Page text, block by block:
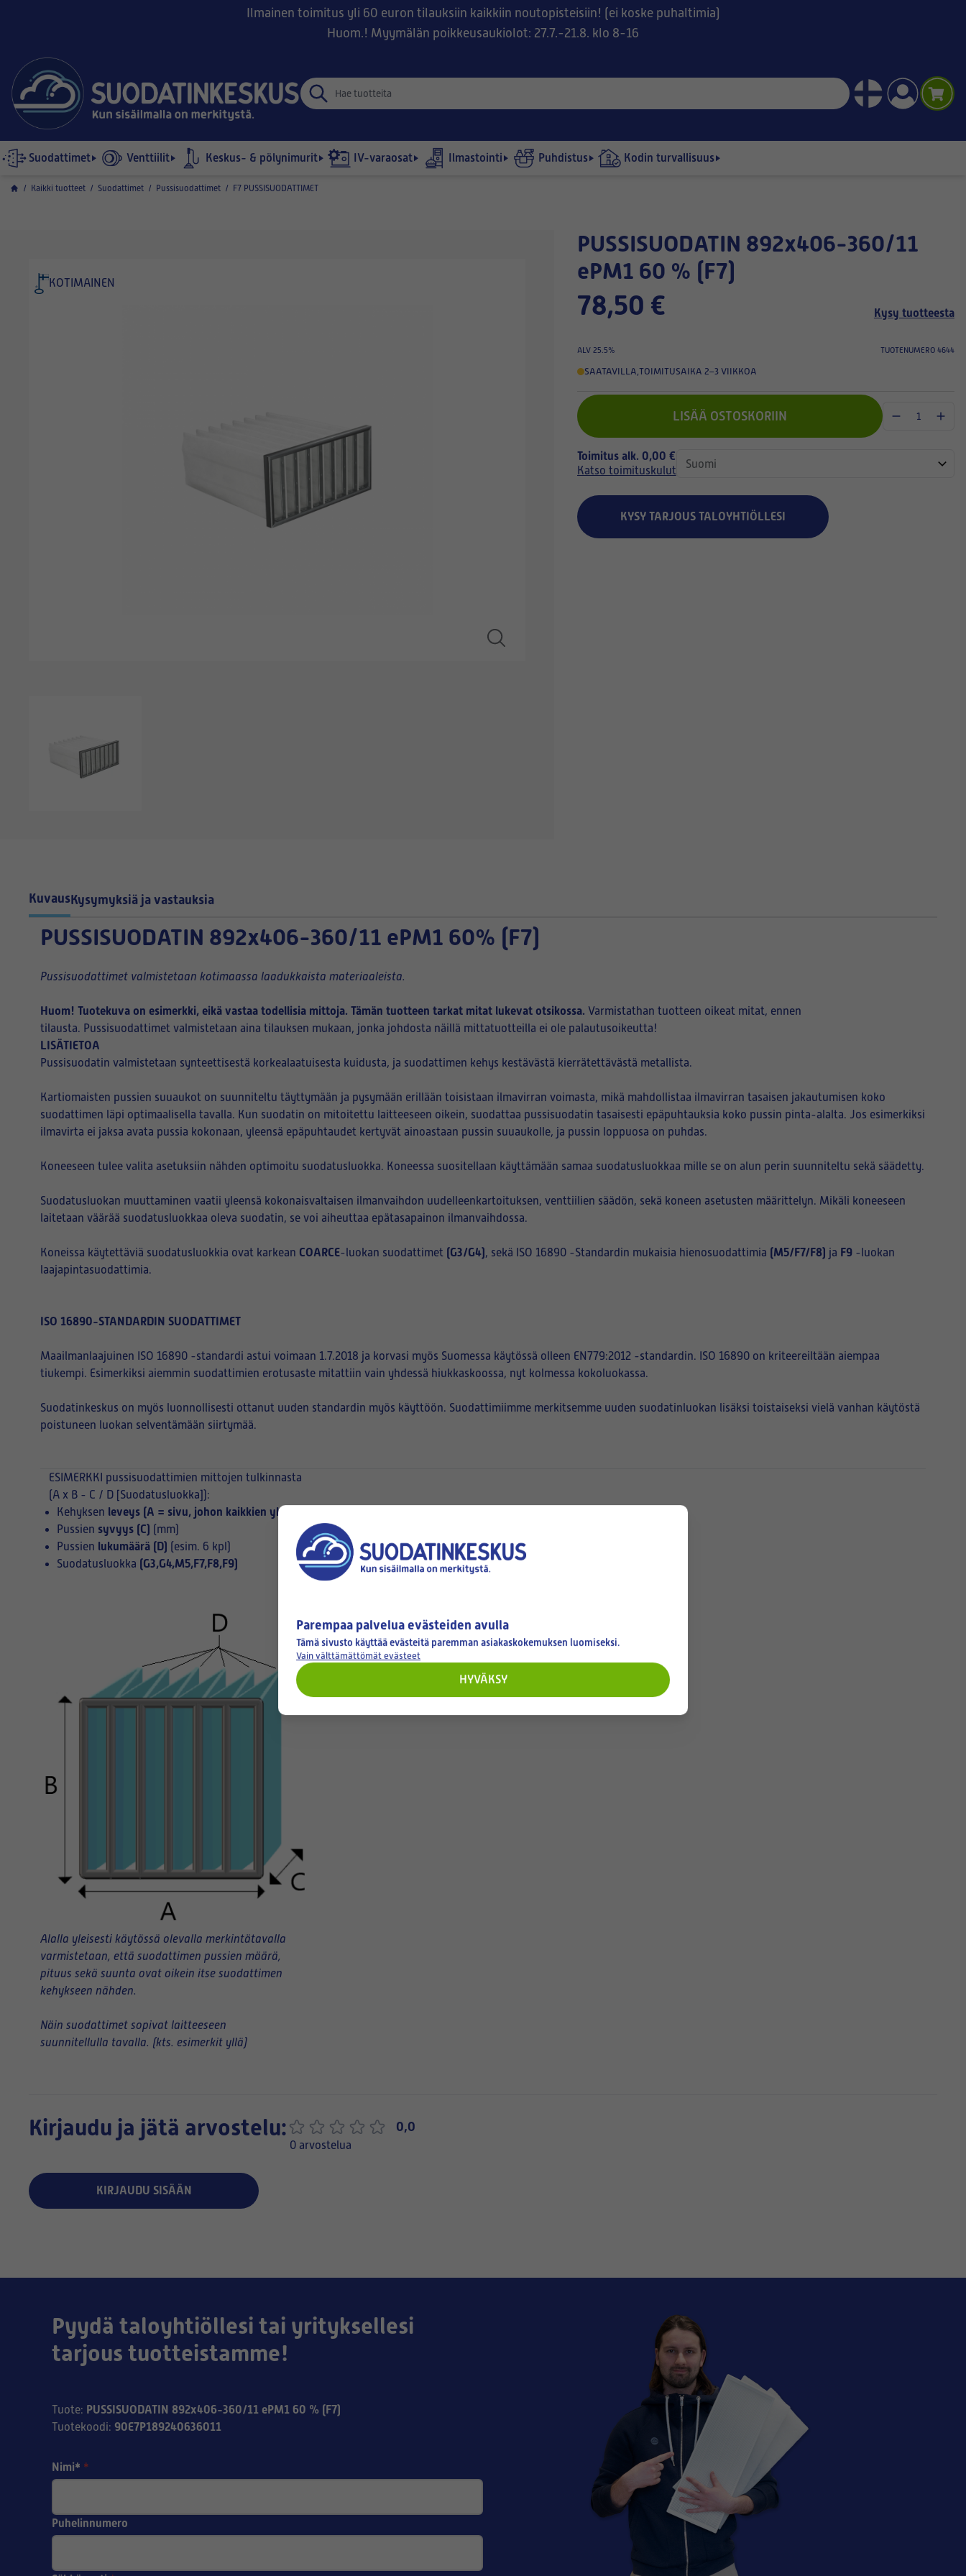
Ilmainen toimitus yli 60 euron tilauksiin kaikkiin noutopisteisiin! (ei koske puhaltimia)
Huom.! Myymälän poikkeusaukiolot: 27.7.-21.8. klo 8-16
Suodattimet Venttiilit Keskus- & pölynimurit IV-varaosat Ilmastointi Puhdistus Kodin turvallisuus
/ Kaikki tuotteet / Suodattimet / Pussisuodattimet / F7 PUSSISUODATTIMET
KOTIMAINEN
PUSSISUODATIN 892x406-360/11
ePM1 60 % (F7)
78,50 € Kysy tuotteesta
ALV 25.5% TUOTENUMERO 4644
SAATAVILLA,TOIMITUSAIKA 2–3 VIIKKOA
LISÄÄ OSTOSKORIIN
Toimitus alk. 0,00 €
Katso toimituskulut
KYSY TARJOUS TALOYHTIÖLLESI
KuvausKysymyksiä ja vastauksia
PUSSISUODATIN 892x406-360/11 ePM1 60% (F7)
Pussisuodattimet valmistetaan kotimaassa laadukkaista materiaaleista.
Huom! Tuotekuva on esimerkki, eikä vastaa todellisia mittoja. Tämän tuotteen tarkat mitat lukevat otsikossa. Varmistathan tuotteen oikeat mitat, ennen
tilausta. Pussisuodattimet valmistetaan aina tilauksen mukaan, jonka johdosta näillä mittatuotteilla ei ole palautusoikeutta!
LISÄTIETOA
Pussisuodatin valmistetaan synteettisestä korkealaatuisesta kuidusta, ja suodattimen kehys kestävästä kierrätettävästä metallista.
Kartiomaisten pussien suuaukot on suunniteltu täyttymään ja pysymään erillään toisistaan ilmavirran voimasta, mikä mahdollistaa ilmavirran tasaisen jakautumisen koko
suodattimen läpi optimaalisella tavalla. Kun suodatin on mitoitettu laitteeseen oikein, suodattaa pussisuodatin tasaisesti epäpuhtauksia koko pussin pinta-alalta. Jos esimerkiksi
ilmavirta ei jaksa avata pussia kokonaan, yleensä epäpuhtaudet kertyvät ainoastaan pussin suuaukolle, ja pussin loppuosa on puhdas.
Koneeseen tulee valita asetuksiin nähden optimoitu suodatusluokka. Koneessa suositellaan käyttämään samaa suodatusluokkaa mille se on alun perin suunniteltu sekä säädetty.
Suodatusluokan muuttaminen vaatii yleensä kokonaisvaltaisen ilmanvaihdon uudelleenkartoituksen, venttiilien säädön, sekä koneen asetusten määrittelyn. Mikäli koneeseen
laitetaan väärää suodatusluokkaa oleva suodatin, se voi aiheuttaa epätasapainon ilmanvaihdossa.
Koneissa käytettäviä suodatusluokkia ovat karkean COARCE-luokan suodattimet (G3/G4), sekä ISO 16890 -Standardin mukaisia hienosuodattimia (M5/F7/F8) ja F9 -luokan
laajapintasuodattimia.
ISO 16890-STANDARDIN SUODATTIMET
Maailmanlaajuinen ISO 16890 -standardi astui voimaan 1.7.2018 ja korvasi myös Suomessa käytössä olleen EN779:2012 -standardin. ISO 16890 on kriteereiltään aiempaa
tiukempi. Esimerkiksi aiemmin suodattimien erotusaste mitattiin vain yhdessä hiukkaskoossa, nyt kolmessa kokoluokassa.
Suodatinkeskus on myös luonnollisesti ottanut uuden standardin myös käyttöön. Suodattimiimme merkitsemme uuden suodatinluokan lisäksi toistaiseksi vielä vanhan käytöstä
poistuneen luokan selventämään siirtymää.
ESIMERKKI pussisuodattimien mittojen tulkinnasta
(A x B - C / D [Suodatusluokka]):
Kehyksen leveys (A = sivu, johon kaikkien yksittäisten
Pussien syvyys (C) (mm)
Pussien lukumäärä (D) (esim. 6 kpl)
Suodatusluokka (G3,G4,M5,F7,F8,F9)
Alalla yleisesti käytössä olevalla merkintätavalla
varmistetaan, että suodattimen pussien määrä,
pituus sekä suunta ovat oikein itse suodattimen
kehykseen nähden.
Näin suodattimet sopivat laitteeseen
suunnitellulla tavalla. (kts. esimerkit yllä)
Kirjaudu ja jätä arvostelu: 0,0
0 arvostelua
KIRJAUDU SISÄÄN
Pyydä taloyhtiöllesi tai yrityksellesi
tarjous tuotteistamme!
Tuote: PUSSISUODATIN 892x406-360/11 ePM1 60 % (F7)
Tuotekoodi: 90E7P189240636011
Nimi* *
Puhelinnumero
Parempaa palvelua evästeiden avulla
Tämä sivusto käyttää evästeitä paremman asiakaskokemuksen luomiseksi.
Vain välttämättömät evästeet
HYVÄKSY